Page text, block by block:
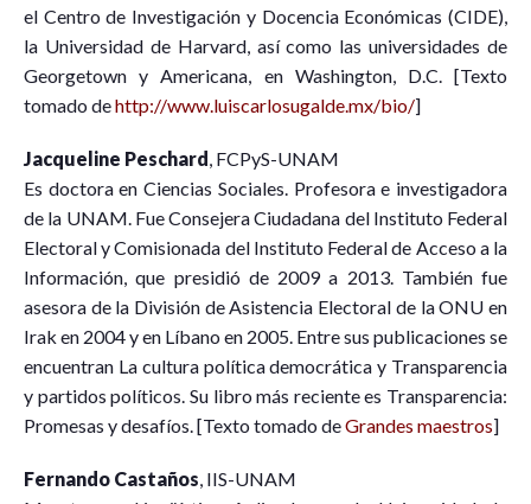
el Centro de Investigación y Docencia Económicas (CIDE),
la Universidad de Harvard, así como las universidades de
Georgetown y Americana, en Washington, D.C. [Texto
tomado dehttp://www.luiscarlosugalde.mx/bio/]
Jacqueline Peschard, FCPyS-UNAM
Es doctora en Ciencias Sociales. Profesora e investigadora
de la UNAM. Fue Consejera Ciudadana del Instituto Federal
Electoral y Comisionada del Instituto Federal de Acceso a la
Información, que presidió de 2009 a 2013. También fue
asesora de la División de Asistencia Electoral de la ONU en
Irak en 2004 y en Líbano en 2005. Entre sus publicaciones se
encuentran La cultura política democrática y Transparencia
y partidos políticos. Su libro más reciente es Transparencia:
Promesas y desafíos. [Texto tomado deGrandes maestros]
Fernando Castaños, IIS-UNAM